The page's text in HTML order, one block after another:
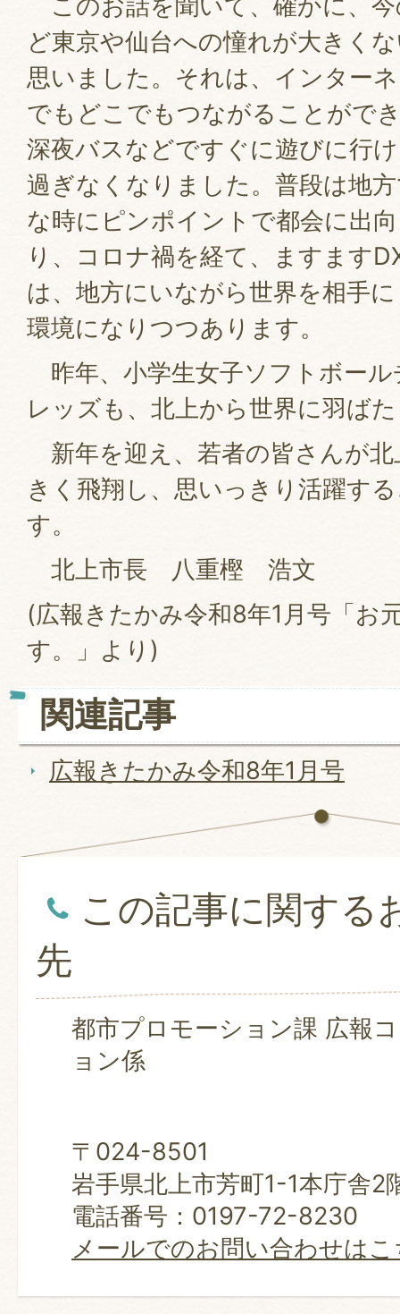
ど東京や仙台への憧れが大きく
思いました。それは、インター
でもどこでもつながることがで
深夜バスなどですぐに遊びに行
過ぎなくなりました。普段は地
な時にピンポイントで都会に出
り、コロナ禍を経て、ますます
は、地方にいながら世界を相手
環境になりつつあります。
昨年、小学生女子ソフトボー
レッズも、北上から世界に羽ば
新年を迎え、若者の皆さんが
きく飛翔し、思いっきり活躍す
す。
北上市長 八重樫 浩文
(広報きたかみ令和8年1月号「お
す。」より)
関連記事
広報きたかみ令和8年1月号
この記事に関する
先
都市プロモーション課 広報
ョン係
〒024-8501
岩手県北上市芳町1-1本庁舎2
電話番号：0197-72-8230
メールでのお問い合わせは